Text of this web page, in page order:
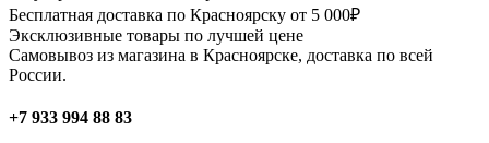
Бесплатная доставка по Красноярску от 5 000₽
Эксклюзивные товары по лучшей цене
Самовывоз из магазина в Красноярске, доставка по всей
России.
+7 933 994 88 83